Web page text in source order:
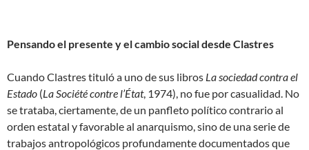
Pensando el presente y el cambio social desde Clastres
Cuando Clastres tituló a uno de sus libros La sociedad contra el
Estado (La Société contre l’État, 1974), no fue por casualidad. No
se trataba, ciertamente, de un panfleto político contrario al
orden estatal y favorable al anarquismo, sino de una serie de
trabajos antropológicos profundamente documentados que